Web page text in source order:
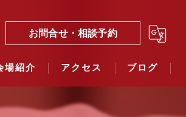
お問合せ・相談予約
場紹介 アクセス ブログ